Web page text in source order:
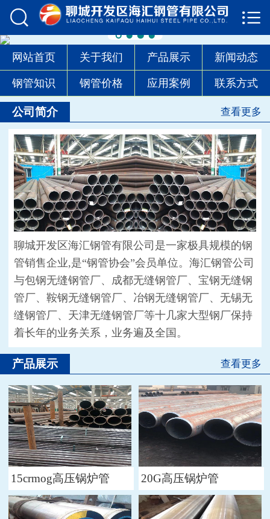
 首页
关于我们
产品展示
钢管知识
钢管价格
应用案例
联系方式


网站首页 关于我们 产品展示 新闻动态
钢管知识 钢管价格 应用案例 联系方式
查看更多
公司简介
聊城开发区海汇钢管有限公司是一家极具规模的钢
管销售企业,是“钢管协会”会员单位。海汇钢管公司
与包钢无缝钢管厂、成都无缝钢管厂、宝钢无缝钢
管厂、鞍钢无缝钢管厂、冶钢无缝钢管厂、无锡无
缝钢管厂、天津无缝钢管厂等十几家大型钢厂保持
着长年的业务关系，业务遍及全国。
查看更多
产品展示
15crmog高压锅炉管 20G高压锅炉管